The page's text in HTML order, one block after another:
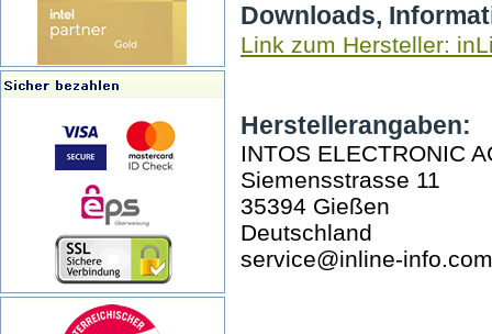
Downloads,
Link zum Hersteller:
Herstellerangaben:
INTOS ELECTRONIC
Siemensstrasse 11
35394 Gießen
Deutschland
service@inline-info.com